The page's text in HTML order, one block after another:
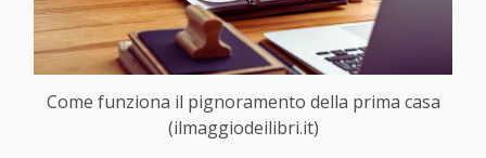
Come funziona il pignoramento della prima casa
(ilmaggiodeilibri.it)